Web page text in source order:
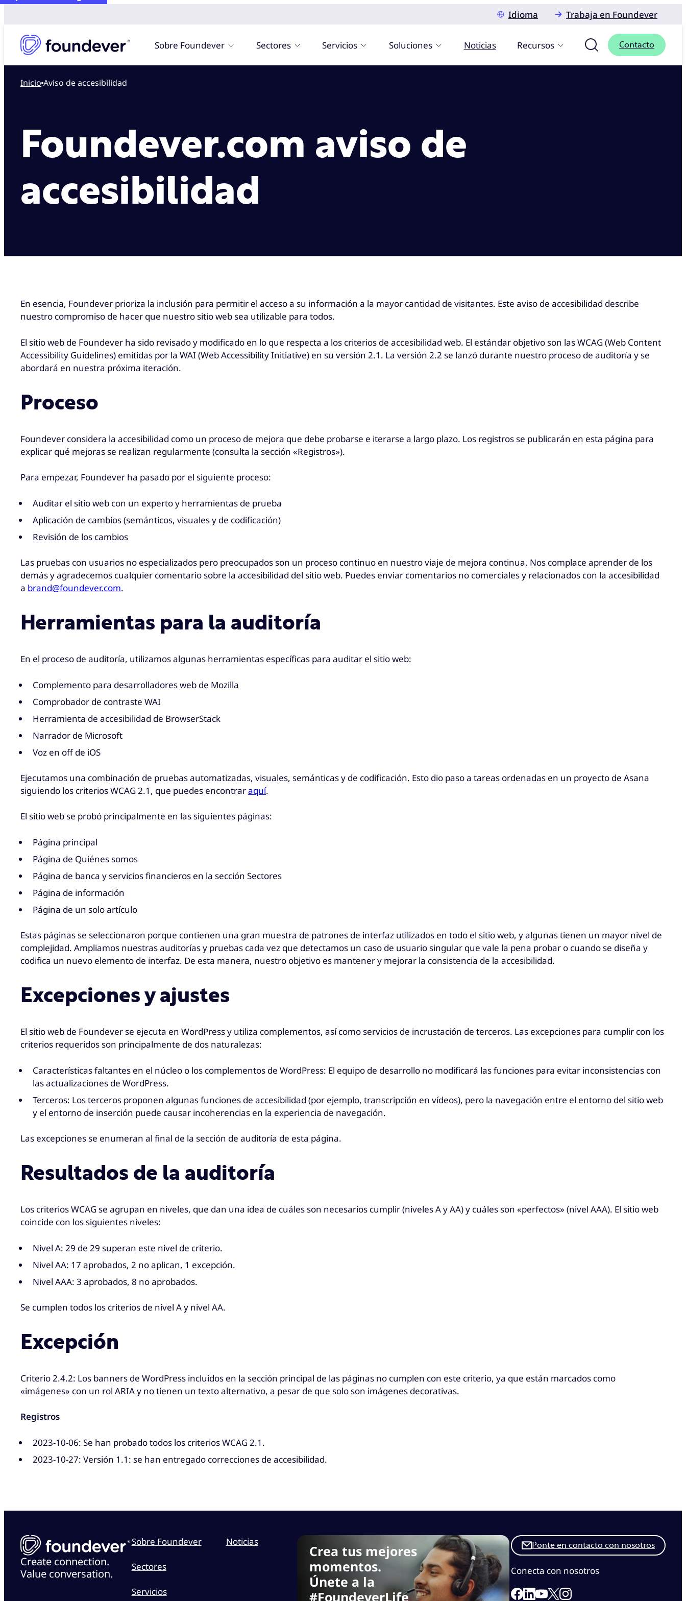
Idioma
Trabaja en Foundever
Sobre Foundever Sectores Servicios Soluciones Noticias Recursos Contacto
Inicio Aviso de accesibilidad
Foundever.com aviso de
accesibilidad
En esencia, Foundever prioriza la inclusión para permitir el acceso a su información a la mayor cantidad de visitantes. Este aviso de accesibilidad describe
nuestro compromiso de hacer que nuestro sitio web sea utilizable para todos.
El sitio web de Foundever ha sido revisado y modificado en lo que respecta a los criterios de accesibilidad web. El estándar objetivo son las WCAG (Web Content
Accessibility Guidelines) emitidas por la WAI (Web Accessibility Initiative) en su versión 2.1. La versión 2.2 se lanzó durante nuestro proceso de auditoría y se
abordará en nuestra próxima iteración.
Proceso
Foundever considera la accesibilidad como un proceso de mejora que debe probarse e iterarse a largo plazo. Los registros se publicarán en esta página para
explicar qué mejoras se realizan regularmente (consulta la sección «Registros»).
Para empezar, Foundever ha pasado por el siguiente proceso:
Auditar el sitio web con un experto y herramientas de prueba
Aplicación de cambios (semánticos, visuales y de codificación)
Revisión de los cambios
Las pruebas con usuarios no especializados pero preocupados son un proceso continuo en nuestro viaje de mejora continua. Nos complace aprender de los
demás y agradecemos cualquier comentario sobre la accesibilidad del sitio web. Puedes enviar comentarios no comerciales y relacionados con la accesibilidad
a brand@foundever.com.
Herramientas para la auditoría
En el proceso de auditoría, utilizamos algunas herramientas específicas para auditar el sitio web:
Complemento para desarrolladores web de Mozilla
Comprobador de contraste WAI
Herramienta de accesibilidad de BrowserStack
Narrador de Microsoft
Voz en off de iOS
Ejecutamos una combinación de pruebas automatizadas, visuales, semánticas y de codificación. Esto dio paso a tareas ordenadas en un proyecto de Asana
siguiendo los criterios WCAG 2.1, que puedes encontraraquí.
El sitio web se probó principalmente en las siguientes páginas:
Página principal
Página de Quiénes somos
Página de banca y servicios financieros en la sección Sectores
Página de información
Página de un solo artículo
Estas páginas se seleccionaron porque contienen una gran muestra de patrones de interfaz utilizados en todo el sitio web, y algunas tienen un mayor nivel de
complejidad. Ampliamos nuestras auditorías y pruebas cada vez que detectamos un caso de usuario singular que vale la pena probar o cuando se diseña y
codifica un nuevo elemento de interfaz. De esta manera, nuestro objetivo es mantener y mejorar la consistencia de la accesibilidad.
Excepciones y ajustes
El sitio web de Foundever se ejecuta en WordPress y utiliza complementos, así como servicios de incrustación de terceros. Las excepciones para cumplir con los
criterios requeridos son principalmente de dos naturalezas:
Características faltantes en el núcleo o los complementos de WordPress: El equipo de desarrollo no modificará las funciones para evitar inconsistencias con
las actualizaciones de WordPress.
Terceros: Los terceros proponen algunas funciones de accesibilidad (por ejemplo, transcripción en vídeos), pero la navegación entre el entorno del sitio web
y el entorno de inserción puede causar incoherencias en la experiencia de navegación.
Las excepciones se enumeran al final de la sección de auditoría de esta página.
Resultados de la auditoría
Los criterios WCAG se agrupan en niveles, que dan una idea de cuáles son necesarios cumplir (niveles A y AA) y cuáles son «perfectos» (nivel AAA). El sitio web
coincide con los siguientes niveles:
Nivel A: 29 de 29 superan este nivel de criterio.
Nivel AA: 17 aprobados, 2 no aplican, 1 excepción.
Nivel AAA: 3 aprobados, 8 no aprobados.
Se cumplen todos los criterios de nivel A y nivel AA.
Excepción
Criterio 2.4.2: Los banners de WordPress incluidos en la sección principal de las páginas no cumplen con este criterio, ya que están marcados como
«imágenes» con un rol ARIA y no tienen un texto alternativo, a pesar de que solo son imágenes decorativas.
Registros
2023-10-06: Se han probado todos los criterios WCAG 2.1.
2023-10-27: Versión 1.1: se han entregado correcciones de accesibilidad.
Create connection.
Value conversation.
Sobre Foundever
Sectores
Servicios
Noticias
Crea tus mejores
momentos.
Únete a la
#FoundeverLife
Ponte en contacto con nosotros
Conecta con nosotros
Link to our Facebook page
Link to our Linkedin page
Link to our Youtube page
Link to our X page
Link to our Instagram page